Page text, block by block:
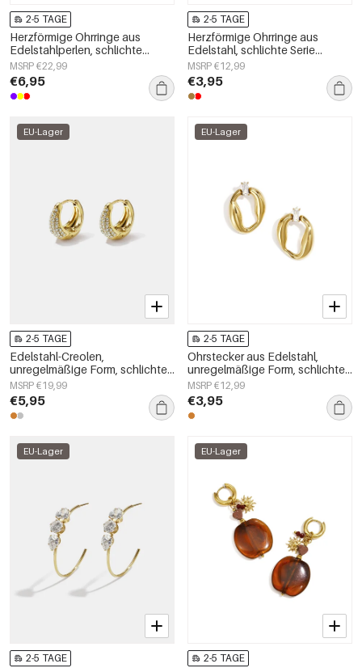
2-5 TAGE
Herzförmige Ohrringe aus
Edelstahlperlen, schlichte
Alltags-Serie, Damenschmuck
MSRP €22,99
€6,95
2-5 TAGE
Herzförmige Ohrringe aus
Edelstahl, schlichte Serie
„Damenschmuck“
MSRP €12,99
€3,95
EU-Lager
2-5 TAGE
Edelstahl-Creolen,
unregelmäßige Form, schlichte
Alltags-Serie, Damenschmuck
MSRP €19,99
€5,95
EU-Lager
2-5 TAGE
Ohrstecker aus Edelstahl,
unregelmäßige Form, schlichte
Alltags-Serie, Damenschmuck
MSRP €12,99
€3,95
EU-Lager
2-5 TAGE
EU-Lager
2-5 TAGE